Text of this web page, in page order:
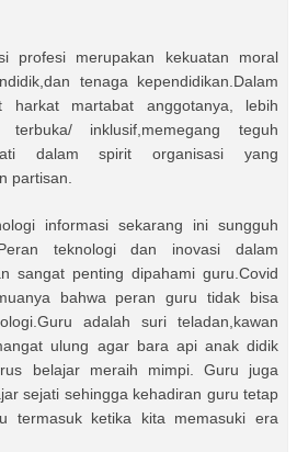
profesi merupakan kekuatan moral
tenaga kependidikan.Dalam
harkat martabat anggotanya, lebih
terbuka/ inklusif,memegang teguh
dalam spirit organisasi yang
partisan.
informasi sekarang ini sungguh
teknologi dan inovasi dalam
sangat penting dipahami guru.Covid
bahwa peran guru tidak bisa
adalah suri teladan,kawan
ulung agar bara api anak didik
belajar meraih mimpi. Guru juga
sejati sehingga kehadiran guru tetap
termasuk ketika kita memasuki era